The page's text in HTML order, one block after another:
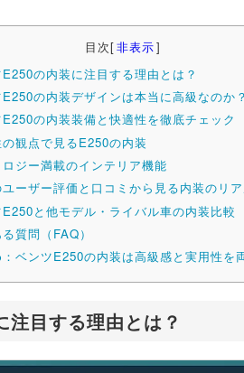
目次[非表示]
の内装に注目する理由とは？
の内装デザインは本当に高級なのか？
の内装装備と快適性を徹底チェック
観点で見るE250の内装
ジー満載のインテリア機能
ーザー評価と口コミから見る内装のリ
と他モデル・ライバル車の内装比較
質問（FAQ）
：ベンツE250の内装は高級感と実用性を
目する理由とは？